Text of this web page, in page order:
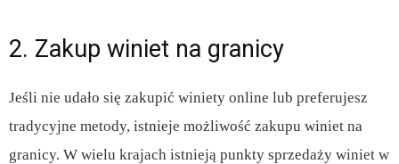
2. Zakup winiet na granicy
Jeśli nie udało się zakupić winiety online lub preferujesz
tradycyjne metody, istnieje możliwość zakupu winiet na
granicy. W wielu krajach istnieją punkty sprzedaży winiet w